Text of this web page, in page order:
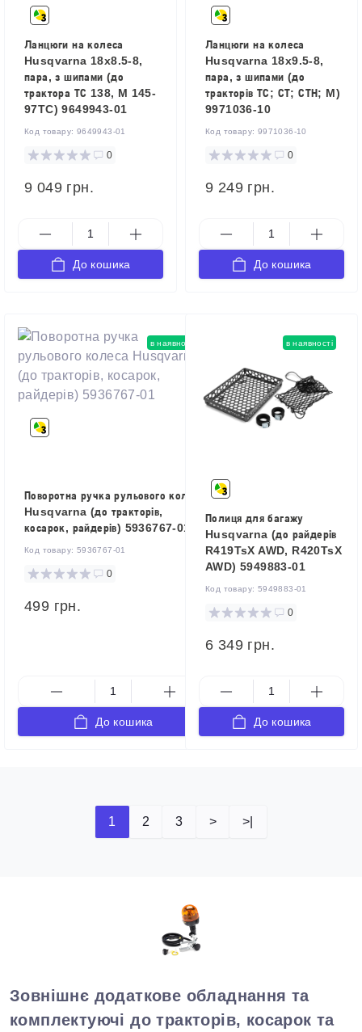
Ланцюги на колеса
Husqvarna 18x8.5-8,
пара, з шипами (до
трактора ТС 138, M 145-
97TC) 9649943-01
Код товару: 9649943-01
0
9 049 грн.
До кошика
Ланцюги на колеса
Husqvarna 18x9.5-8,
пара, з шипами (до
тракторів ТС; СТ; СТН; M)
9971036-10
Код товару: 9971036-10
0
9 249 грн.
До кошика
в наявності
Поворотна ручка рульового колеса
Husqvarna (до тракторів,
косарок, райдерів) 5936767-01
Код товару: 5936767-01
0
499 грн.
До кошика
в наявності
Полиця для багажу
Husqvarna (до райдерів
R419TsX AWD, R420TsX
AWD) 5949883-01
Код товару: 5949883-01
0
6 349 грн.
До кошика
1 2 3 > >|
Зовнішнє додаткове обладнання та
комплектуючі до тракторів, косарок та